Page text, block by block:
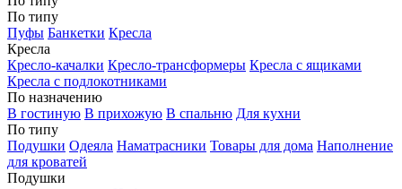
По типу
Пуфы Банкетки Кресла
Кресла
Кресло-качалки Кресло-трансформеры Кресла с ящиками
Кресла с подлокотниками
По назначению
В гостиную В прихожую В спальню Для кухни
По типу
Подушки Одеяла Наматрасники Товары для дома Наполнение
для кроватей
Подушки